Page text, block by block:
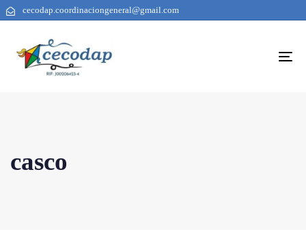
cecodap.coordinaciongeneral@gmail.com
casco